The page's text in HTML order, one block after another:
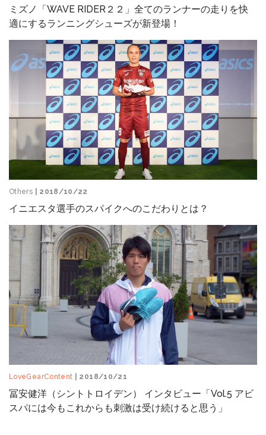
ミズノ「WAVE RIDER２２」全てのランナーの走りを快
適にするランニングシューズが新登場！
Others | 2018/10/22
イニエスタ選手のスパイクへのこだわりとは？
LoveGearContent | 2018/10/21
冨安健洋（シントトロイデン） インタビュー「Vol.5 アビ
スパには今もこれからも刺激は受け続けると思う」